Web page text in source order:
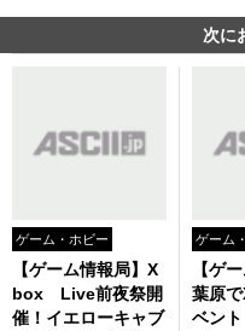
次に
ゲーム・ホビー
【ゲーム情報局】X
box Live前夜祭開
催！イエローキャブ
ゲーム
【ゲ
葉原
ベン